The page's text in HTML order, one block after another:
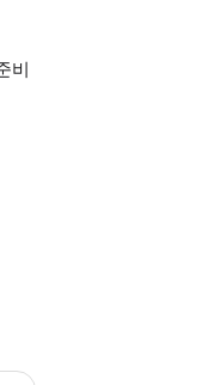
비
만, 설명은 항상 전통 레